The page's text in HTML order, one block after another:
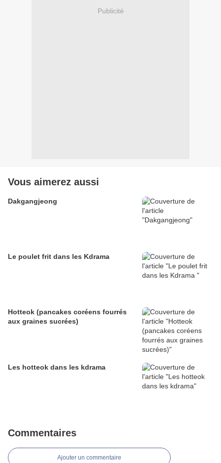
Publicité
Vous aimerez aussi
Dakgangjeong
Le poulet frit dans les Kdrama
Hotteok (pancakes coréens fourrés
aux graines sucrées)
Les hotteok dans les kdrama
Commentaires
Ajouter un commentaire